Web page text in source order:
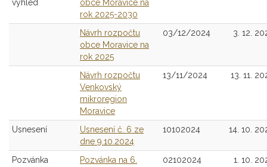
výhled
obce Moravice na
rok 2025-2030
Návrh rozpočtu
obce Moravice na
rok 2025
03/12/2024 3. 12.
Návrh rozpočtu
Venkovský
mikroregion
Moravice
13/11/2024 13. 11.
Usnesení
Usnesení č. 6 ze
dne 9.10.2024
10102024 14. 10.
Pozvánka
Pozvánka na 6.
02102024 1. 10.